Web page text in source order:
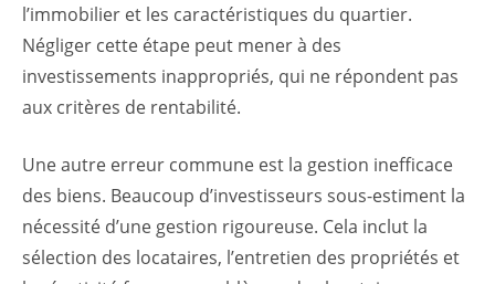
l’immobilier et les caractéristiques du quartier.
Négliger cette étape peut mener à des
investissements inappropriés, qui ne répondent pas
aux critères de rentabilité.
Une autre erreur commune est la gestion inefficace
des biens. Beaucoup d’investisseurs sous-estiment la
nécessité d’une gestion rigoureuse. Cela inclut la
sélection des locataires, l’entretien des propriétés et